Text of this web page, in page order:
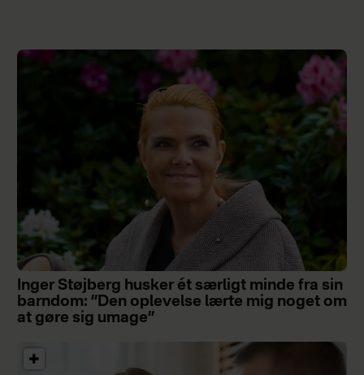
Inger Støjberg husker ét særligt minde fra sin
barndom: ”Den oplevelse lærte mig noget om
at gøre sig umage”